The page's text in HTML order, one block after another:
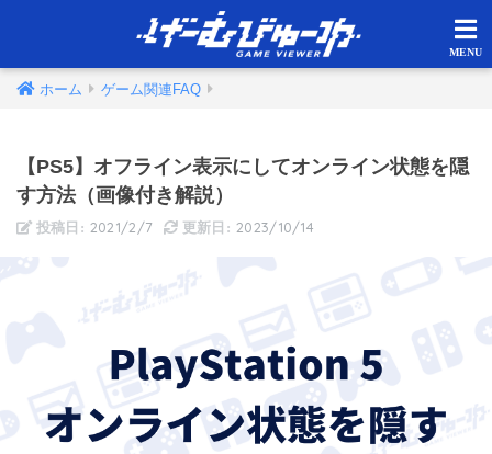
ホーム ゲーム関連FAQ
【PS5】オフライン表示にしてオンライン状態を隠
す方法（画像付き解説）
2021/2/7 2023/10/14